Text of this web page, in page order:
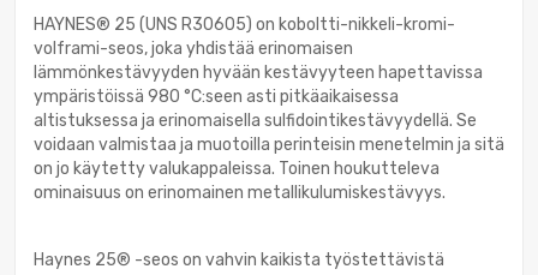
HAYNES® 25 (UNS R30605) on koboltti-nikkeli-kromi-
volframi-seos, joka yhdistää erinomaisen
lämmönkestävyyden hyvään kestävyyteen hapettavissa
ympäristöissä 980 °C:seen asti pitkäaikaisessa
altistuksessa ja erinomaisella sulfidointikestävyydellä. Se
voidaan valmistaa ja muotoilla perinteisin menetelmin ja sitä
on jo käytetty valukappaleissa. Toinen houkutteleva
ominaisuus on erinomainen metallikulumiskestävyys.
Haynes 25® -seos on vahvin kaikista työstettävistä